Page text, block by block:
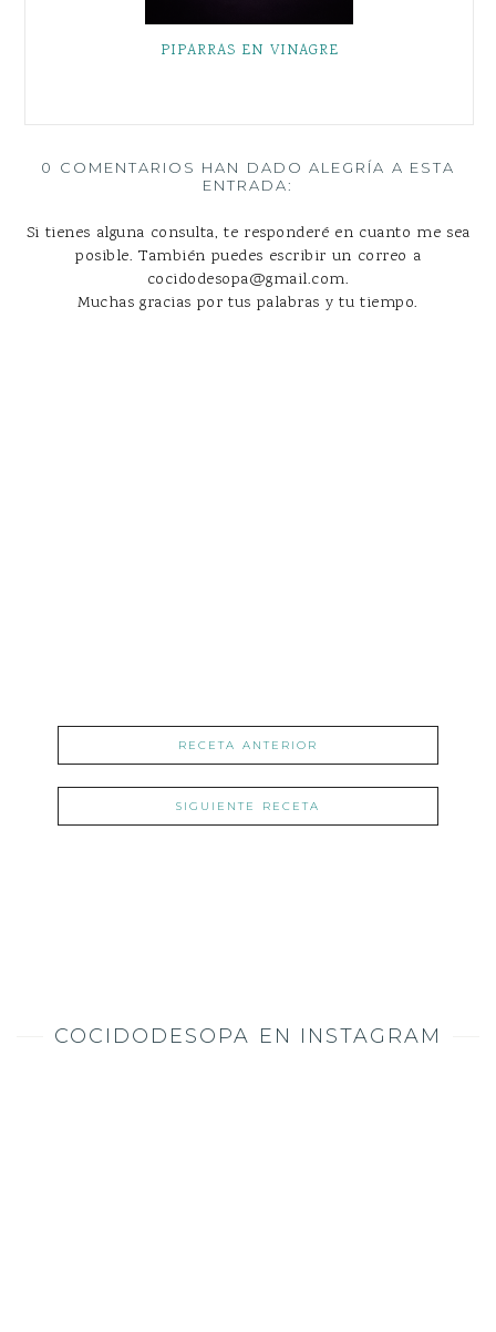
PIPARRAS EN VINAGRE
0 COMENTARIOS HAN DADO ALEGRÍA A ESTA
ENTRADA:
Si tienes alguna consulta, te responderé en cuanto me sea
posible. También puedes escribir un correo a
cocidodesopa@gmail.com.
Muchas gracias por tus palabras y tu tiempo.
RECETA ANTERIOR
SIGUIENTE RECETA
COCIDODESOPA EN INSTAGRAM